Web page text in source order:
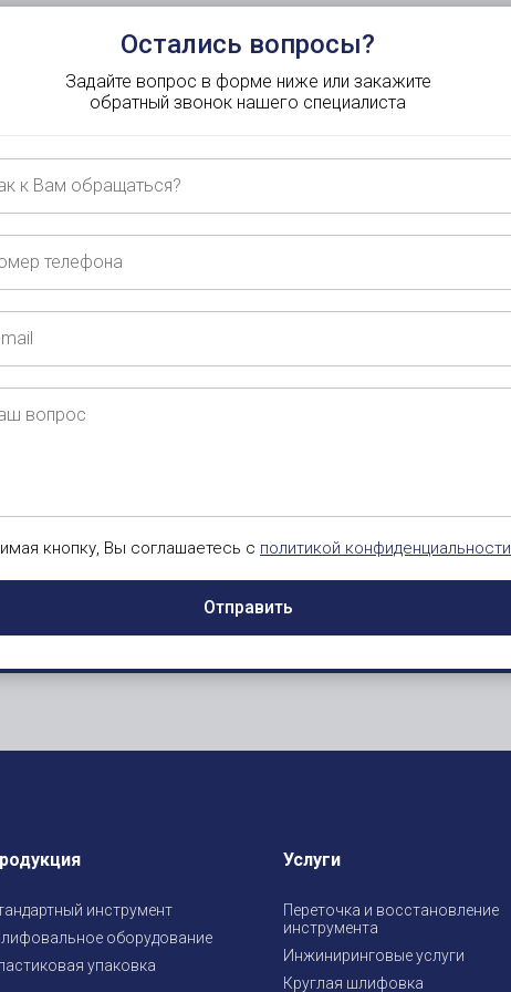
Остались вопросы?
Задайте вопрос в форме ниже или закажите
обратный звонок нашего специалиста
кнопку, Вы соглашаетесь с политикой конфиденциальности
Отправить
инструмент
оборудование
упаковка
Услуги
Переточка и восстановление
инструмента
Инжиниринговые услуги
Круглая шлифовка